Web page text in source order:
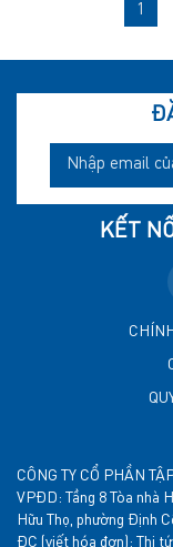
1
KẾT
CÔNG TY CỔ PHẦN
VPĐD: Tầng 8 Tòa nhà
Hữu Thọ, phường Định
ĐC (viết hóa đơn): Thị tứ